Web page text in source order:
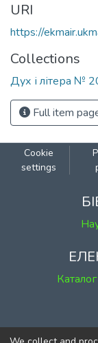
URI
https://
Collections
Дух і літера №
Full item
Cookie
settings
м.